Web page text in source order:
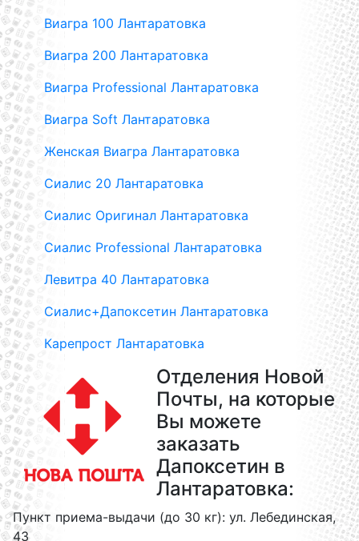
Виагра 100 Лантаратовка
Виагра 200 Лантаратовка
Виагра Professional Лантаратовка
Виагра Soft Лантаратовка
Женская Виагра Лантаратовка
Сиалис 20 Лантаратовка
Сиалис Оригинал Лантаратовка
Сиалис Professional Лантаратовка
Левитра 40 Лантаратовка
Сиалис+Дапоксетин Лантаратовка
Карепрост Лантаратовка
Отделения Новой
Почты, на которые
Вы можете
заказать
Дапоксетин в
Лантаратовка:
Пункт приема-выдачи (до 30 кг): ул. Лебединская,
43